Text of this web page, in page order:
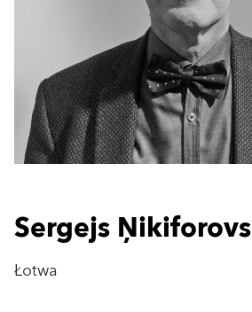
Sergejs Ņikiforovs
Łotwa